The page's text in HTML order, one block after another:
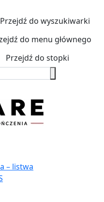
Przejdź do wyszukiwarki
do menu głównego
Przejdź do stopki
– listwa